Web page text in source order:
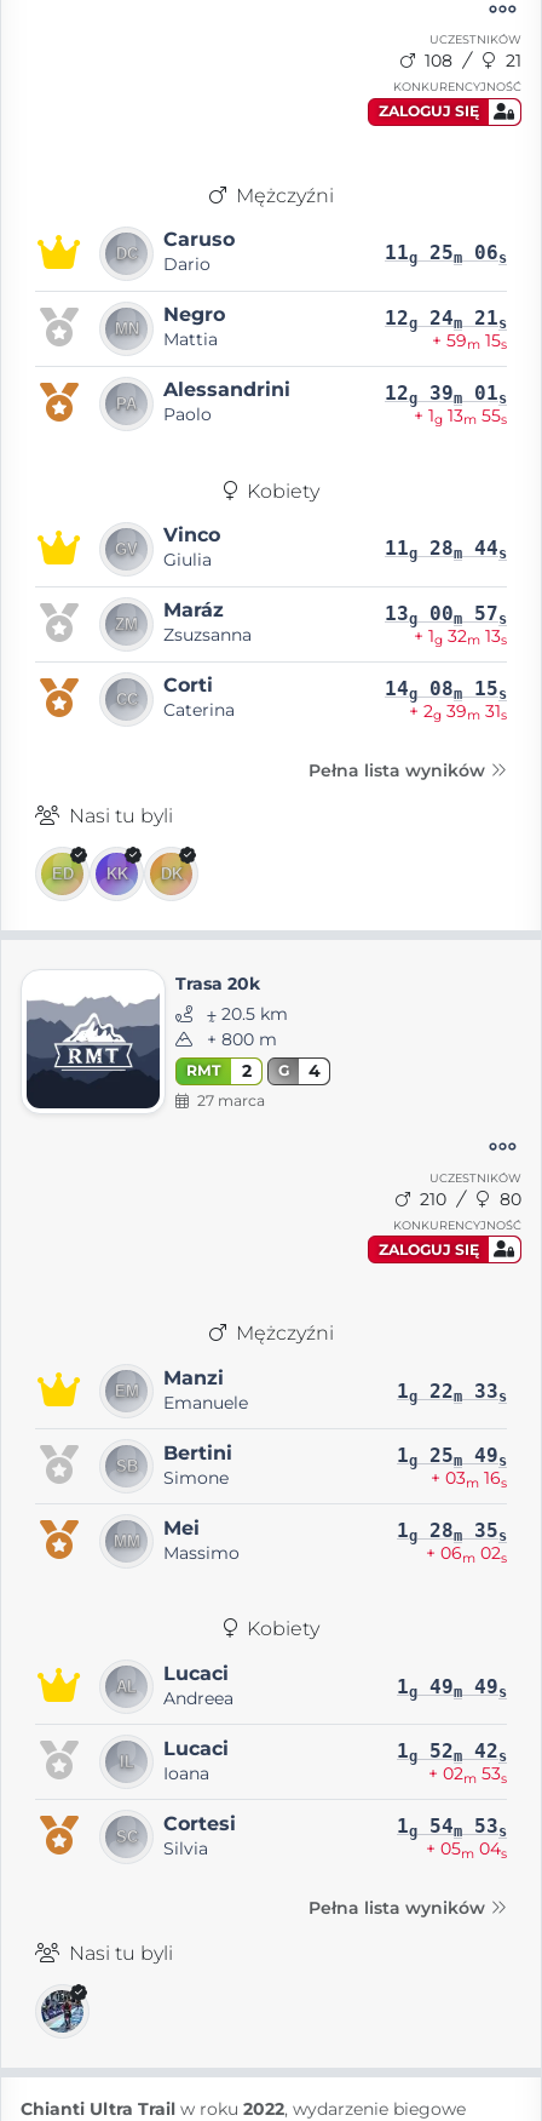
UCZESTNIKÓW
108 21
KONKURENCYJNOŚĆ
ZALOGUJ SIĘ
Mężczyźni
Caruso
Dario 11g 25m 06s
Negro
Mattia
12g 24m 21s
+ 59m 15s
Alessandrini
Paolo
12g 39m 01s
+ 1g 13m 55s
Kobiety
Vinco
Giulia 11g 28m 44s
Maráz
Zsuzsanna
13g 00m 57s
+ 1g 32m 13s
Corti
Caterina
14g 08m 15s
+ 2g 39m 31s
Pełna lista wyników
Nasi tu byli
Trasa 20k
⨦ 20.5 km
+ 800 m
RMT 2 G 4
27 marca
UCZESTNIKÓW
210 80
KONKURENCYJNOŚĆ
ZALOGUJ SIĘ
Mężczyźni
Manzi
Emanuele 1g 22m 33s
Bertini
Simone
1g 25m 49s
+ 03m 16s
Mei
Massimo
1g 28m 35s
+ 06m 02s
Kobiety
Lucaci
Andreea 1g 49m 49s
Lucaci
Ioana
1g 52m 42s
+ 02m 53s
Cortesi
Silvia
1g 54m 53s
+ 05m 04s
Pełna lista wyników
Nasi tu byli
Chianti Ultra Trail w roku 2022, wydarzenie biegowe